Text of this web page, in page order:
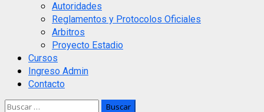
Autoridades
Reglamentos y Protocolos Oficiales
Arbitros
Proyecto Estadio
Cursos
Ingreso Admin
Contacto
Buscar: